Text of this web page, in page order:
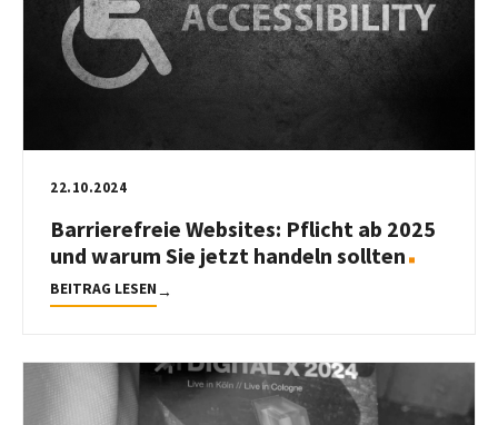
22.10.2024
Barrierefreie Websites: Pflicht ab 2025
und warum Sie jetzt handeln sollten
BEITRAG LESEN→